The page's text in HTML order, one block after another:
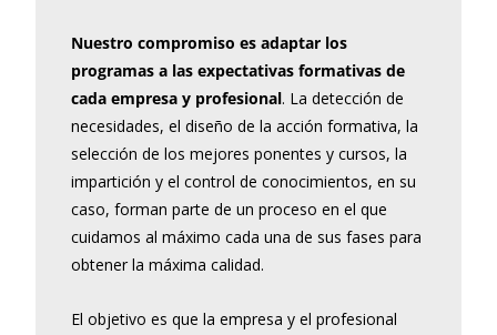
Nuestro compromiso es adaptar los
programas a las expectativas formativas de
cada empresa y profesional. La detección de
necesidades, el diseño de la acción formativa, la
selección de los mejores ponentes y cursos, la
impartición y el control de conocimientos, en su
caso, forman parte de un proceso en el que
cuidamos al máximo cada una de sus fases para
obtener la máxima calidad.
El objetivo es que la empresa y el profesional